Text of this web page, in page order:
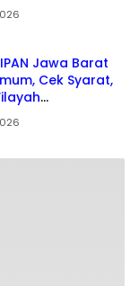
Jawa Barat
Cek Syarat,